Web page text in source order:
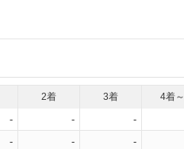
2着 3着 4着～
- - -
- - -